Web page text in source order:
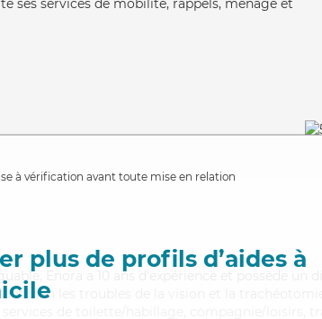
ses services de mobilité, rappels, ménage et
à vérification avant toute mise en relation
plus de profils d’aides à
Enora a 10 ans d'expérience et possède un
bien les troubles de la vision et la trachéotomie